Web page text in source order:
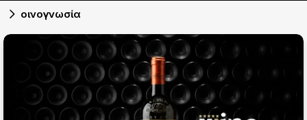
οινογνωσία